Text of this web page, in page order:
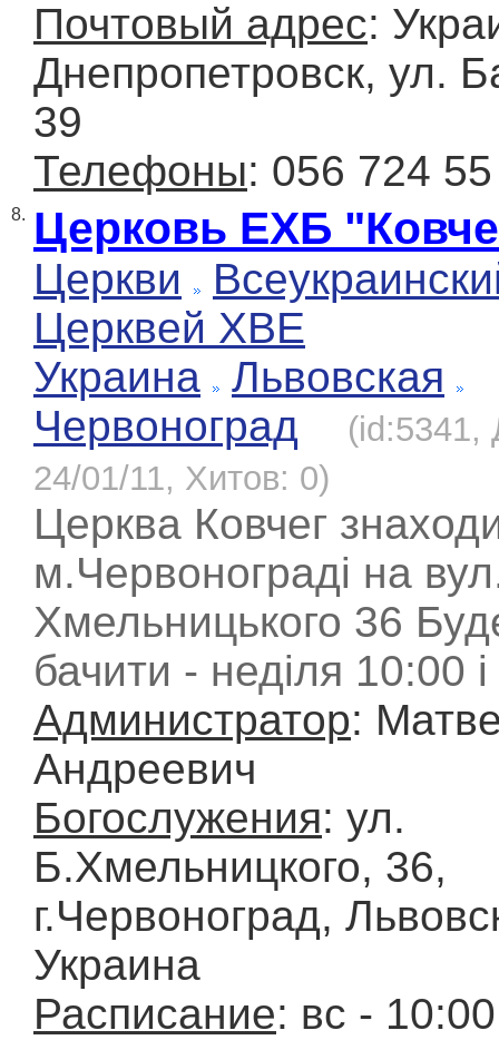
Почтовый адрес:
Днепропетровск, ул.
39
Телефоны: 056 724
8. Церковь ЕХБ
Церкви
Церквей ХВЕ
Украина
Львовская
Червоноград
(id:5341,
24/01/11, Хитов: 0)
Церква Ковчег
м.Червонограді на
Хмельницького 36
бачити - неділя 10:00
Администратор:
Андреевич
Богослужения: ул.
Б.Хмельницкого, 36,
г.Червоноград,
Украина
Расписание: вс -